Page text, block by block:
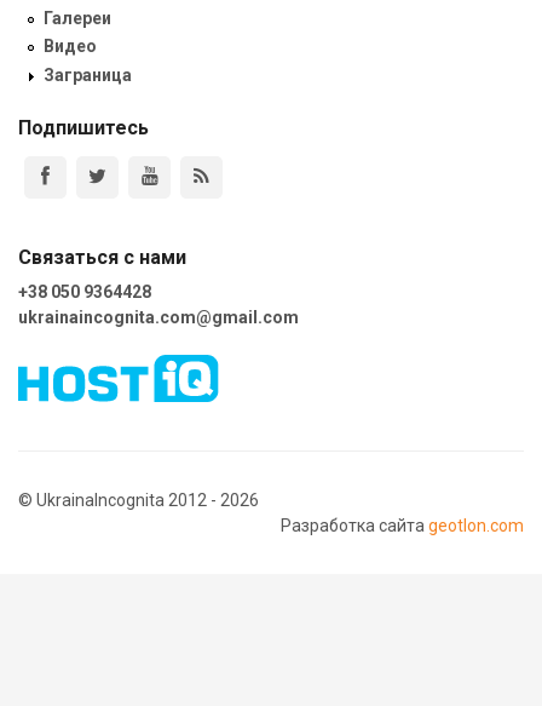
Галереи
Видео
Заграница
Подпишитесь
Связаться с нами
+38 050 9364428
ukrainaincognita.com@gmail.com
© UkrainaIncognita 2012 - 2026
Разработка сайта geotlon.com